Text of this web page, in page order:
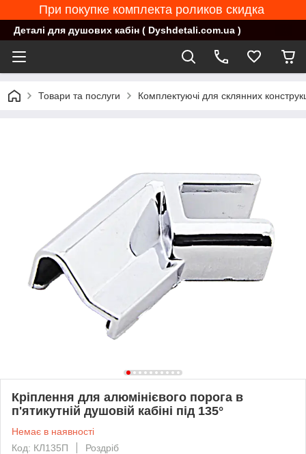
При покупке комплекта роликов скидка
Деталі для душових кабін ( Dyshdetali.com.ua )
Товари та послуги Комплектуючі для склянних
Кріплення для алюмінієвого порога в
п'ятикутній душовій кабіні під 135°
Немає в наявності
Код: КЛ135П
Роздріб